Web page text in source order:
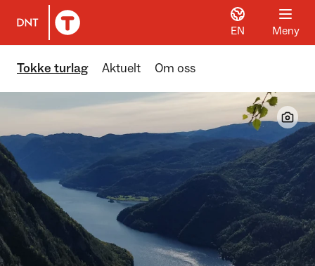
Til DNT.no forside
EN Meny
Tokke turlag Aktuelt Om oss